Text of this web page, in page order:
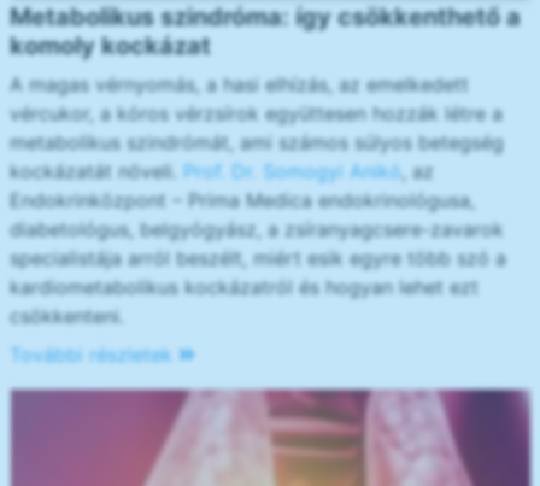
Metabolikus szindróma: így csökkenthető a
komoly kockázat
A magas vérnyomás, a hasi elhízás, az emelkedett
vércukor, a kóros vérzsírok együttesen hozzák létre a
metabolikus szindrómát, ami számos súlyos betegség
kockázatát növeli. Prof. Dr. Somogyi Anikó, az
Endokrinközpont – Prima Medica endokrinológusa,
diabetológus, belgyógyász, a zsíranyagcsere-zavarok
specialistája arról beszélt, miért esik egyre több szó a
kardiometabolikus kockázatról és hogyan lehet ezt
csökkenteni.
További részletek